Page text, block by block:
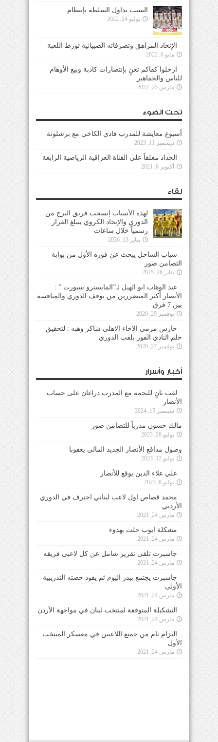
السبب تداول السلطة بإنتظام
يوليو 24, 2022
الإتحاد المراهق وتصرفاته الصبيانية تورط اللعبة
مايو 6, 2022
ارحلوا كفاكم تغنٍ بإنتصارات كاذبة وبيع الأوهام
للناس والجماهير
مارس 25, 2022
تحت الضوء
أسبوع معايشة للمدرب فادي الكاخي مع برشلونة
ديسمبر 11, 2023
الحداد معلقاً على القناة العراقية الرياضية الرابعة
أكتوبر 6, 2021
لقاء
لهذه الأسباب إنسحب فريق البرج من
الدوري والإتحاد الكروي يتبلغ القرار
رسمياً خلال ساعات
يناير 13, 2026
شباب الساحل يبحث عن فوزه الأول من بوابة
التضامن صور
يناير 26, 2025
عبد الوهاب ابو الهيل لـ”المايسترو سبورت ” :
الأنصار أكثر المتضررين من توقف الدوري والمنافسة
بين 7 فرق
نوفمبر 29, 2020
حارس مرمى الاخاء الاهلي شاكر وهبه : لتحقيق
حلم النادي الفوز بلقب الدوري
نوفمبر 27, 2020
أخبار وأسرار
لقب ثانٍ للنجمة مع المدرب دراغان على حساب
الأنصار
سبتمبر 15, 2024
مالك حسون مدرباً للتضامن صور
يوليو 28, 2023
وصول مدافع الأنصار الجديد المالي يعقوبا
يوليو 12, 2023
علي علاء الدين يوقع للأنصار
يوليو 8, 2023
محمد قصاص اول لاعب لبناني احترف في الدوري
الأردني
مارس 24, 2021
مشكلة ايوب حلت بهدوء
مارس 24, 2021
جاسبرت تلقى تقرير شامل عن كل لاعبي فريقه
مارس 24, 2021
جاسبرت يجتمع ببدر اليوم ثم يقود حصته التدريبية
الأولى
مارس 24, 2021
التشكيلة المتوقعة لمنتخب لبنان في مواجهة الأردن
مارس 24, 2021
التزام تام من جميع اللاعبين في معسكر المنتخب
الأول
مارس 24, 2021